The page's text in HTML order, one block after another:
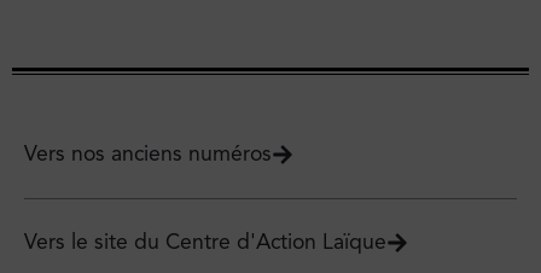
Vers nos anciens numéros
Vers le site du Centre d'Action Laïque